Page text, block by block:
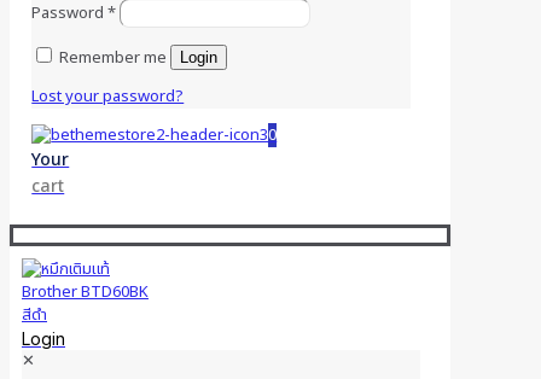
Password*
Remember me
Login
Lost your password?
0
Your
cart
Login
✕